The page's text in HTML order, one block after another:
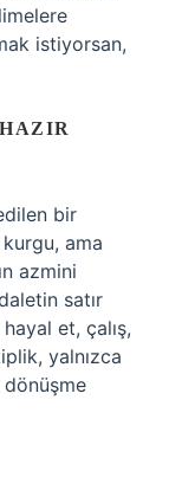
istiyorsan,
bir
ama
azmini
satır
et, çalış,
yalnızca